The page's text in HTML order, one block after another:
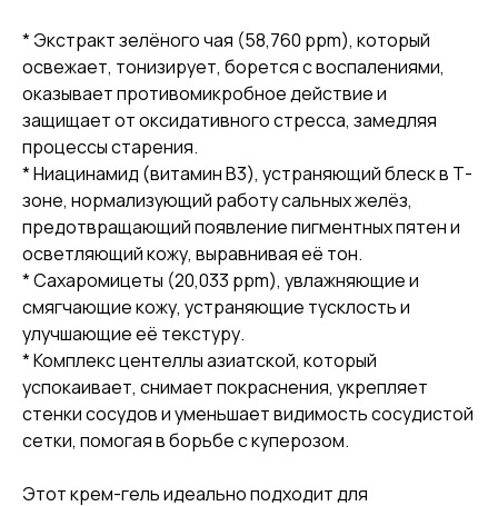
* Экстракт зелёного чая (58,760 ppm), который
освежает, тонизирует, борется с воспалениями,
оказывает противомикробное действие и
защищает от оксидативного стресса, замедляя
процессы старения.
* Ниацинамид (витамин B3), устраняющий блеск в Т-
зоне, нормализующий работу сальных желёз,
предотвращающий появление пигментных пятен и
осветляющий кожу, выравнивая её тон.
* Сахаромицеты (20,033 ppm), увлажняющие и
смягчающие кожу, устраняющие тусклость и
улучшающие её текстуру.
* Комплекс центеллы азиатской, который
успокаивает, снимает покраснения, укрепляет
стенки сосудов и уменьшает видимость сосудистой
сетки, помогая в борьбе с куперозом.
Этот крем-гель идеально подходит для